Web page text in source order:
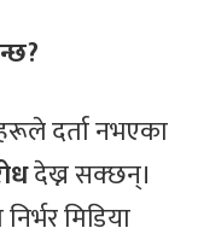
दर्ता नभएका
देख्न सक्छन्।
मिडिया